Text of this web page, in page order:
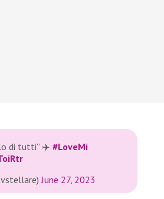
di tutti” ✈️ #LoveMi
June 27, 2023